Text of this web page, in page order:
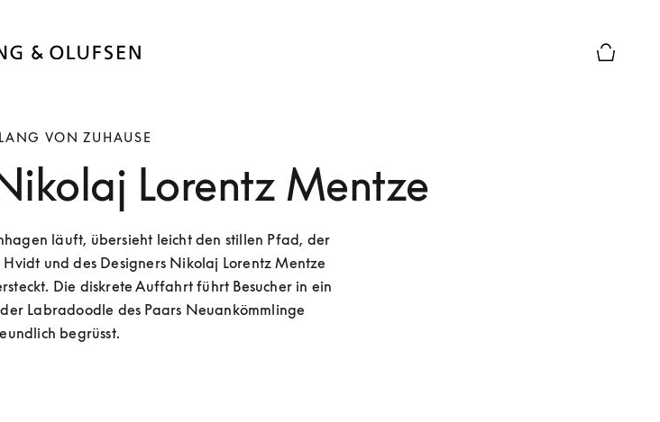
VON ZUHAUSE
Lorentz Mentze
läuft, übersieht leicht den stillen Pfad, der
und des Designers Nikolaj Lorentz Mentze
Die diskrete Auffahrt führt Besucher in ein
Labradoodle des Paars Neuankömmlinge
begrüsst.